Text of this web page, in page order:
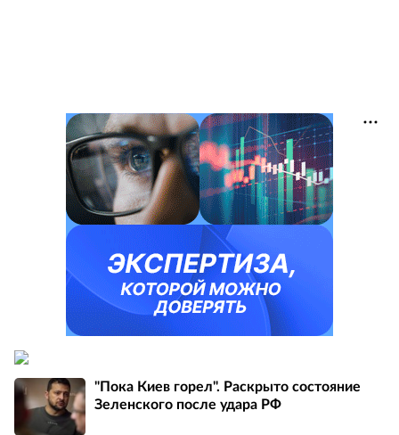
"Пока Киев горел". Раскрыто состояние
Зеленского после удара РФ